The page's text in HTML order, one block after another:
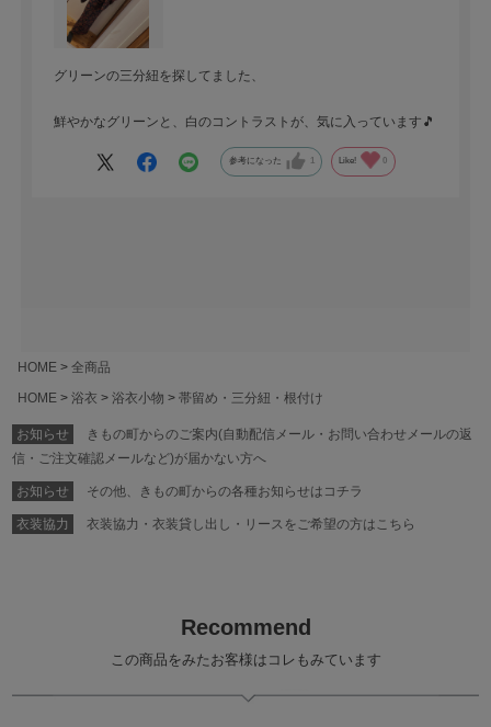
グリーンの三分紐を探してました、
鮮やかなグリーンと、白のコントラストが、気に入っています🎵
参考になった 1 Like! 0
HOME
全商品
HOME
浴衣 浴衣小物 帯留め・三分紐・根付け
お知らせ
きもの町からのご案内(自動配信メール・お問い合わせメールの返
信・ご注文確認メールなど)が届かない方へ
お知らせ その他、きもの町からの各種お知らせはコチラ
衣装協力 衣装協力・衣装貸し出し・リースをご希望の方はこちら
Recommend
この商品をみたお客様はコレもみています